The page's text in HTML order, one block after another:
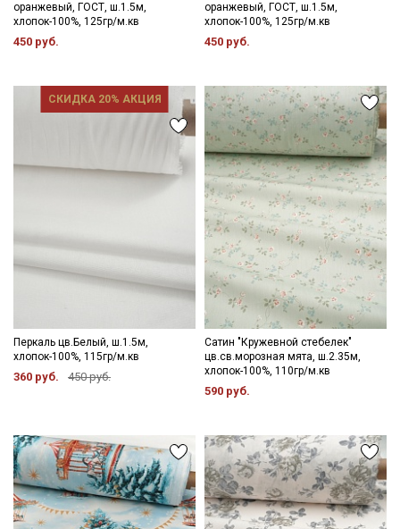
оранжевый, ГОСТ, ш.1.5м,
хлопок-100%, 125гр/м.кв
450 руб.
оранжевый, ГОСТ, ш.1.5м,
хлопок-100%, 125гр/м.кв
450 руб.
СКИДКА 20% АКЦИЯ
Перкаль цв.Белый, ш.1.5м,
хлопок-100%, 115гр/м.кв
360 руб. 450 руб.
Сатин "Кружевной стебелек"
цв.св.морозная мята, ш.2.35м,
хлопок-100%, 110гр/м.кв
590 руб.